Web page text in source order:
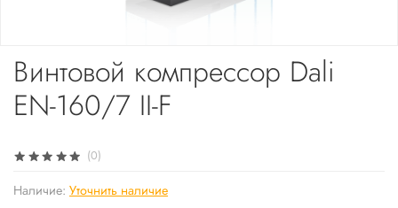
(0)
Наличие: Уточнить наличие
Винтовой компрессор Dali
EN-160/7 II-F